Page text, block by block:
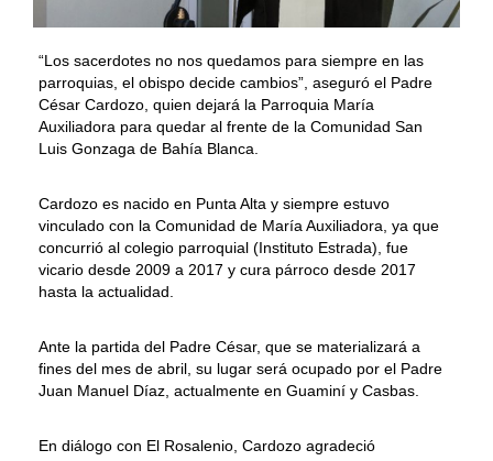
“Los sacerdotes no nos quedamos para siempre en las
parroquias, el obispo decide cambios”, aseguró el Padre
César Cardozo, quien dejará la Parroquia María
Auxiliadora para quedar al frente de la Comunidad San
Luis Gonzaga de Bahía Blanca.
Cardozo es nacido en Punta Alta y siempre estuvo
vinculado con la Comunidad de María Auxiliadora, ya que
concurrió al colegio parroquial (Instituto Estrada), fue
vicario desde 2009 a 2017 y cura párroco desde 2017
hasta la actualidad.
Ante la partida del Padre César, que se materializará a
fines del mes de abril, su lugar será ocupado por el Padre
Juan Manuel Díaz, actualmente en Guaminí y Casbas.
En diálogo con El Rosalenio, Cardozo agradeció